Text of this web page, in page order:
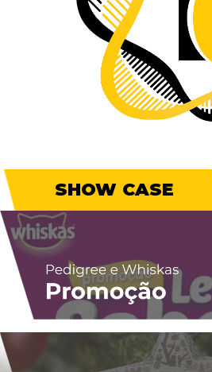
SHOW CASE